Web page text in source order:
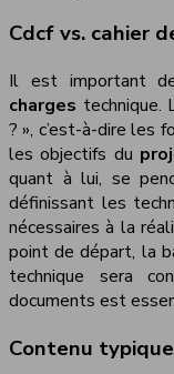
Cdcf vs. cahier
Il est important
charges technique.
? », c’est-à-dire les
les objectifs du
quant à lui, se
définissant les
nécessaires à la
point de départ, la
technique sera
documents est
Contenu typique